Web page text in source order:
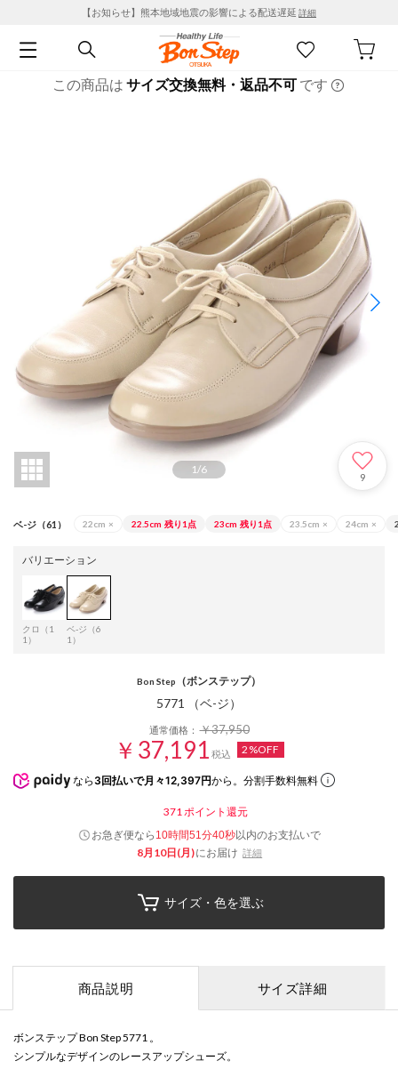
【お知らせ】熊本地域地震の影響による配送遅延 詳細
この商品は サイズ交換無料・返品不可 です
1/6
9
ベ-ジ（61） 22cm × 22.5cm 残り1点 23cm 残り1点 23.5cm × 24cm ×
バリエーション
クロ（1
1）
ベ-ジ（6
1）
Bon Step （ボンステップ）
5771 （ベ-ジ）
通常価格：￥37,950
￥37,191 税込 2%OFF
なら 3回払いで月々12,397円から。分割手数料無料
371 ポイント還元
お急ぎ便なら 10時間51分40秒以内のお支払いで
8月10日(月)にお届け 詳細
サイズ・色を選ぶ
商品説明 サイズ詳細
ボンステップ Bon Step 5771 。
シンプルなデザインのレースアップシューズ。